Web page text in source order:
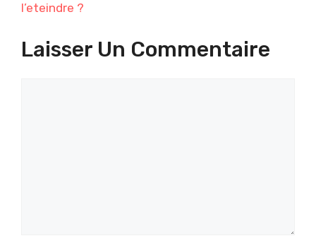
l’eteindre ?
Laisser Un Commentaire